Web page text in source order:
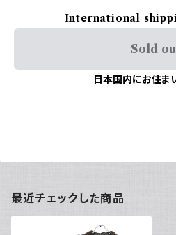
International
Sold
日本国内にお住ま
最近チェックした商品